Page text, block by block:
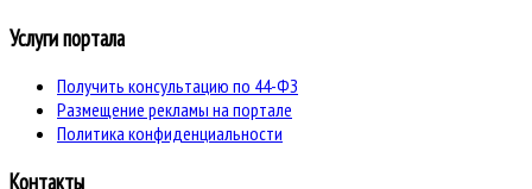
Услуги портала
Получить консультацию по 44-ФЗ
Размещение рекламы на портале
Политика конфиденциальности
Контакты